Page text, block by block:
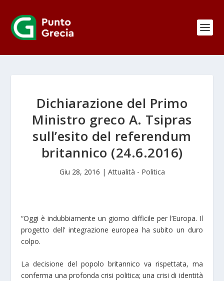
Dichiarazione del Primo
Ministro greco A. Tsipras
sull’esito del referendum
britannico (24.6.2016)
Giu 28, 2016 | Attualità - Politica
“Oggi è indubbiamente un giorno difficile per l’Europa. Il
progetto dell’ integrazione europea ha subito un duro
colpo.
La decisione del popolo britannico va rispettata, ma
conferma una profonda crisi politica; una crisi di identità